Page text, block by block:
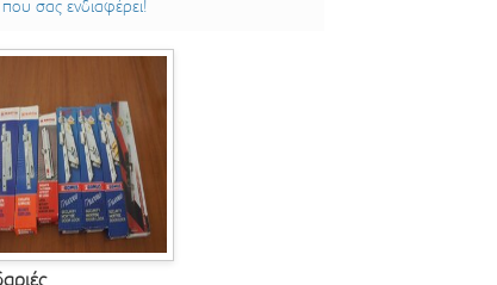
που σας ενδιαφέρει!